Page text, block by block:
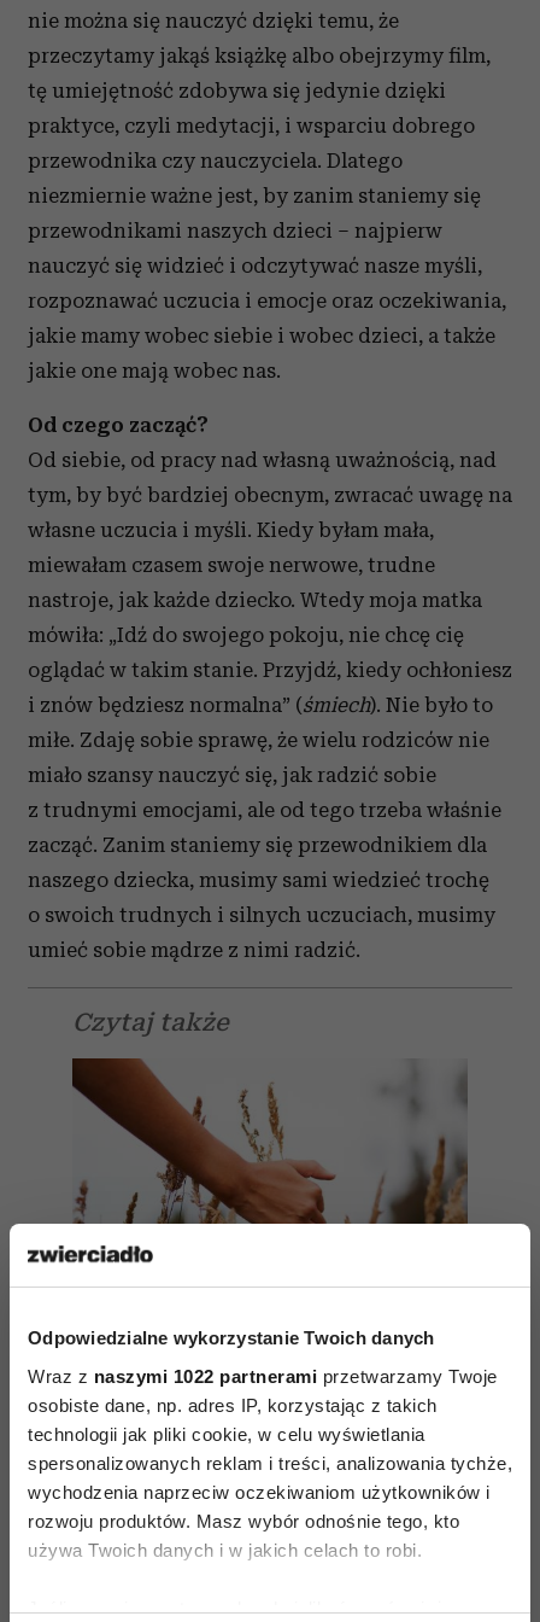
Odpowiedzialne wykorzystanie Twoich danych
Wraz z naszymi 1022 partnerami przetwarzamy Twoje
osobiste dane, np. adres IP, korzystając z takich
technologii jak pliki cookie, w celu wyświetlania
spersonalizowanych reklam i treści, analizowania tychże,
wychodzenia naprzeciw oczekiwaniom użytkowników i
rozwoju produktów. Masz wybór odnośnie tego, kto
używa Twoich danych i w jakich celach to robi.
Jeśli wyrazisz na to zgodę, chcielibyśmy również:
nie można się nauczyć dzięki temu, że
przeczytamy jakąś książkę albo obejrzymy film,
tę umiejętność zdobywa się jedynie dzięki
praktyce, czyli medytacji, i wsparciu dobrego
przewodnika czy nauczyciela. Dlatego
niezmiernie ważne jest, by zanim staniemy się
przewodnikami naszych dzieci – najpierw
nauczyć się widzieć i odczytywać nasze myśli,
rozpoznawać uczucia i emocje oraz oczekiwania,
jakie mamy wobec siebie i wobec dzieci, a także
jakie one mają wobec nas.
Od czego zacząć?
Od siebie, od pracy nad własną uważnością, nad
tym, by być bardziej obecnym, zwracać uwagę na
własne uczucia i myśli. Kiedy byłam mała,
miewałam czasem swoje nerwowe, trudne
nastroje, jak każde dziecko. Wtedy moja matka
mówiła: „Idź do swojego pokoju, nie chcę cię
oglądać w takim stanie. Przyjdź, kiedy ochłoniesz
i znów będziesz normalna” (śmiech). Nie było to
miłe. Zdaję sobie sprawę, że wielu rodziców nie
miało szansy nauczyć się, jak radzić sobie
z trudnymi emocjami, ale od tego trzeba właśnie
zacząć. Zanim staniemy się przewodnikiem dla
naszego dziecka, musimy sami wiedzieć trochę
o swoich trudnych i silnych uczuciach, musimy
umieć sobie mądrze z nimi radzić.
Czytaj także
Praktyka uważności – liczy się
tylko to, co tu i teraz